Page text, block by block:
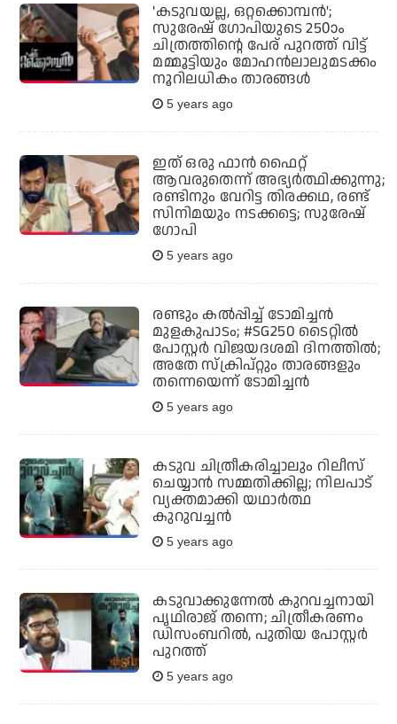
'കടുവയല്ല, ഒറ്റക്കൊമ്പന്‍';
സുരേഷ് ഗോപിയുടെ 250ാം
ചിത്രത്തിന്റെ പേര് പുറത്ത് വിട്ട്
മമ്മൂട്ടിയും മോഹന്‍ലാലുമടക്കം
നൂറിലധികം താരങ്ങള്‍
5 years ago
ഇത് ഒരു ഫാന്‍ ഫൈറ്റ്
ആവരുതെന്ന് അഭ്യര്‍ത്ഥിക്കുന്നു;
രണ്ടിനും വേറിട്ട തിരക്കഥ, രണ്ട്
സിനിമയും നടക്കട്ടെ; സുരേഷ്
ഗോപി
5 years ago
രണ്ടും കല്‍പ്പിച്ച് ടോമിച്ചന്‍
മുളകുപാടം; #SG250 ടൈറ്റില്‍
പോസ്റ്റര്‍ വിജയദശമി ദിനത്തില്‍;
അതേ സ്‌ക്രിപ്റ്റും താരങ്ങളും
തന്നെയെന്ന് ടോമിച്ചന്‍
5 years ago
കടുവ ചിത്രീകരിച്ചാലും റിലീസ്
ചെയ്യാന്‍ സമ്മതിക്കില്ല; നിലപാട്
വ്യക്തമാക്കി യഥാര്‍ത്ഥ
കുറുവച്ചന്‍
5 years ago
കടുവാക്കുന്നേല്‍ കുറവച്ചനായി
പൃഥിരാജ് തന്നെ; ചിത്രീകരണം
ഡിസംബറില്‍, പുതിയ പോസ്റ്റര്‍
പുറത്ത്
5 years ago